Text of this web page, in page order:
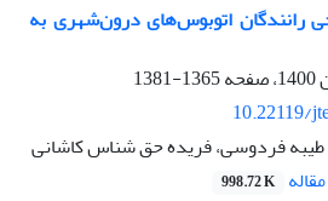
رانندگان اتوبوس‌های درون‌شهری به
1365-1381
10.22119/
طیبه فردوسی، فریده حق شناس کاشانی
998.72 K